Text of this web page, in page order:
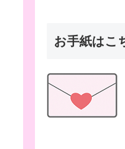
お手紙はこ